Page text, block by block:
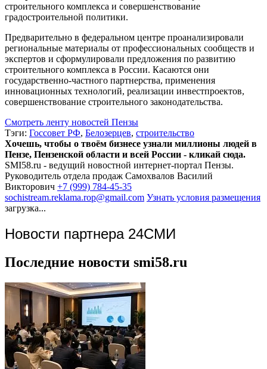
строительного комплекса и совершенствование
градостроительной политики.
Предварительно в федеральном центре проанализировали
региональные материалы от профессиональных сообществ и
экспертов и сформулировали предложения по развитию
строительного комплекса в России. Касаются они
государственно-частного партнерства, применения
инновационных технологий, реализации инвестпроектов,
совершенствование строительного законодательства.
Смотреть ленту новостей Пензы
Тэги: Госсовет РФ, Белозерцев, строительство
Хочешь, чтобы о твоём бизнесе узнали миллионы людей в
Пензе, Пензенской области и всей России - кликай сюда.
SMI58.ru - ведущий новостной интернет-портал Пензы.
Руководитель отдела продаж Самохвалов Василий
Викторович +7 (999) 784-45-35
sochistream.reklama.rop@gmail.com Узнать условия размещения
загрузка...
Новости партнера 24СМИ
Последние новости smi58.ru